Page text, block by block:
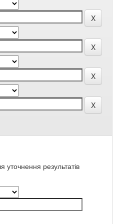
уточнення результатів